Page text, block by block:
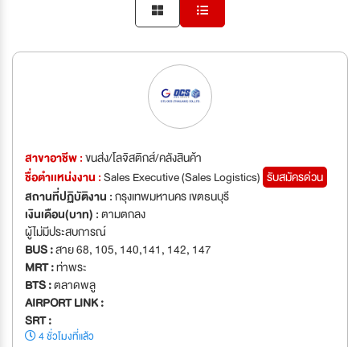
สาขาอาชีพ :ขนส่ง/โลจิสติกส์/คลังสินค้า
ชื่อตำเเหน่งงาน :Sales Executive (Sales Logistics) รับสมัครด่วน
สถานที่ปฏิบัติงาน :กรุงเทพมหานคร เขตธนบุรี
เงินเดือน(บาท) :ตามตกลง
ผู้ไม่มีประสบการณ์
BUS :สาย 68, 105, 140,141, 142, 147
MRT :ท่าพระ
BTS :ตลาดพลู
AIRPORT LINK :
SRT :
4 ชั่วโมงที่แล้ว